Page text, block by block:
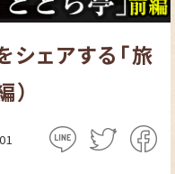
ェアする「旅